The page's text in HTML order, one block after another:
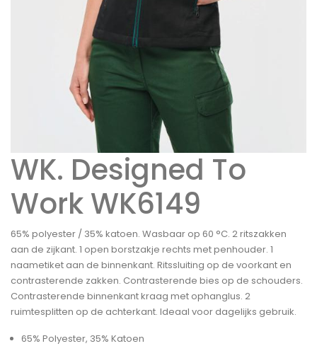
WK. Designed To
Work WK6149
65% polyester / 35% katoen. Wasbaar op 60 °C. 2 ritszakken
aan de zijkant. 1 open borstzakje rechts met penhouder. 1
naametiket aan de binnenkant. Ritssluiting op de voorkant en
contrasterende zakken. Contrasterende bies op de schouders.
Contrasterende binnenkant kraag met ophanglus. 2
ruimtesplitten op de achterkant. Ideaal voor dagelijks gebruik.
65% Polyester, 35% Katoen